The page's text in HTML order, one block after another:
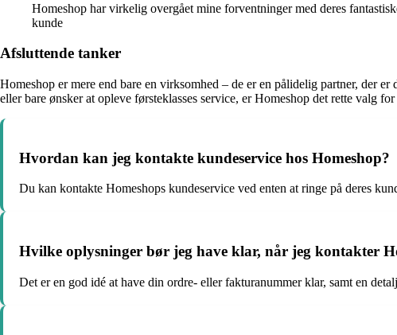
Homeshop har virkelig overgået mine forventninger med deres
kunde
Afsluttende tanker
Homeshop er mere end bare en virksomhed – de er en pålidelig partner, der
eller bare ønsker at opleve førsteklasses service, er Homeshop det rette valg
Hvordan kan jeg kontakte kundeservice hos Homeshop?
Du kan kontakte Homeshops kundeservice ved enten at ringe på deres
Hvilke oplysninger bør jeg have klar, når jeg kontakter
Det er en god idé at have din ordre- eller fakturanummer klar, samt en